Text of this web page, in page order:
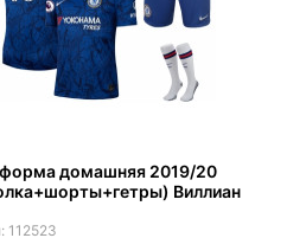
домашняя 2019/20
Виллиан
112523